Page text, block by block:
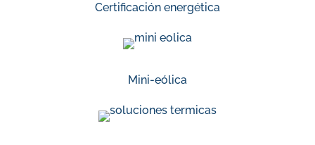
Certificación energética
Mini-eólica